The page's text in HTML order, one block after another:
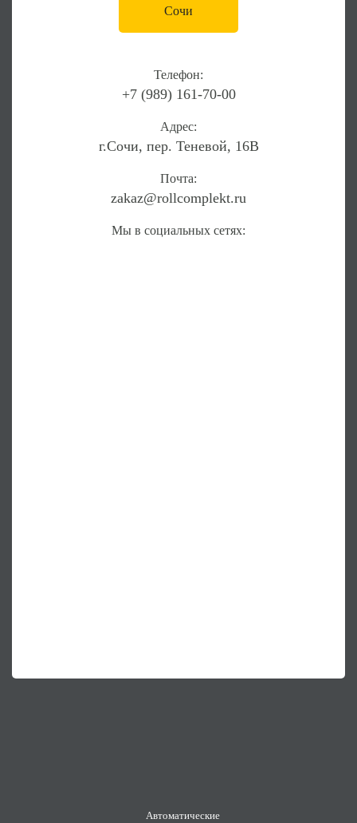
Сочи
Телефон:
+7 (989) 161-70-00
Адрес:
г.Сочи, пер. Теневой, 16В
Почта:
zakaz@rollcomplekt.ru
Мы в социальных сетях:
Автоматические